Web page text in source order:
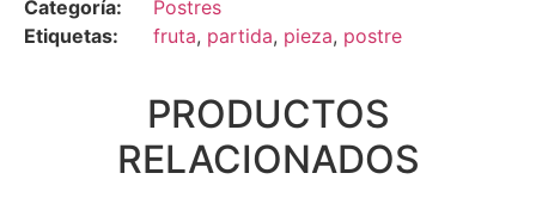
Categoría:
Postres
Etiquetas:
fruta, partida, pieza, postre
PRODUCTOS
RELACIONADOS